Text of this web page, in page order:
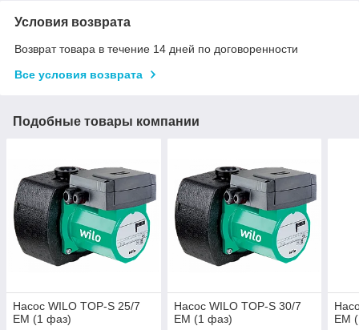
Условия возврата
Возврат товара в течение 14 дней по договоренности
Все условия возврата
Подобные товары компании
Насос WILO TOP-S 25/7
EM (1 фаз)
Насос WILO TOP-S 30/7
EM (1 фаз)
EM